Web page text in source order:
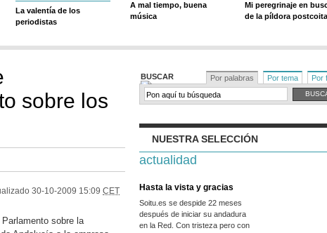
La valentía de los
periodistas
A mal tiempo, buena
música
Mi peregrinaje en
de la píldora
sobre los
30-10-2009 15:09 CET
sobre la
BUSCAR Por palabras Por tema Por
NUESTRA SELECCIÓN
actualidad
Hasta la vista y gracias
Soitu.es se despide 22 meses
después de iniciar su andadura
en la Red. Con tristeza pero con